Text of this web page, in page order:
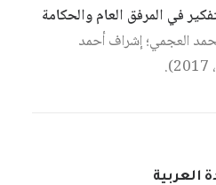
في المرفق العام والحكامة
العجمي؛ إشراف أحمد
العربية